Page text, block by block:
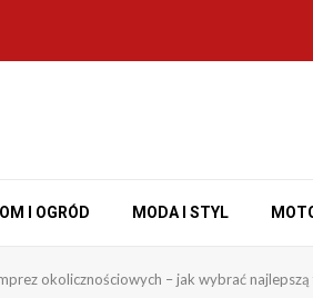
I OGRÓD MODA I STYL
okolicznościowych – jak wybrać najlepszą